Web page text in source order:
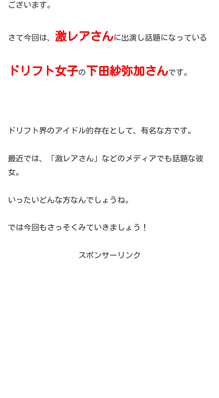
ございます。
さて今回は、 激レアさんに出演し話題になっている
ドリフト女子の下田紗弥加さんです。
ドリフト界のアイドル的存在として、有名な方です。
最近では、「激レアさん」などのメディアでも話題な彼
女。
いったいどんな方なんでしょうね。
では今回もさっそくみていきましょう！
スポンサーリンク